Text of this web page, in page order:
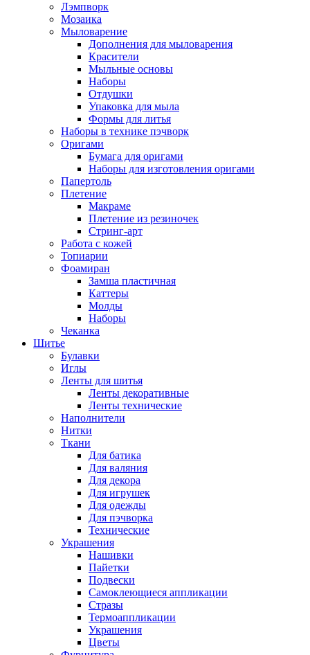
Лэмпворк
Мозаика
Мыловарение
Дополнения для мыловарения
Красители
Мыльные основы
Наборы
Отдушки
Упаковка для мыла
Формы для литья
Наборы в технике пэчворк
Оригами
Бумага для оригами
Наборы для изготовления оригами
Папертоль
Плетение
Макраме
Плетение из резиночек
Стринг-арт
Работа с кожей
Топиарии
Фоамиран
Замша пластичная
Каттеры
Молды
Наборы
Чеканка
Шитье
Булавки
Иглы
Ленты для шитья
Ленты декоративные
Ленты технические
Наполнители
Нитки
Ткани
Для батика
Для валяния
Для декора
Для игрушек
Для одежды
Для пэчворка
Технические
Украшения
Нашивки
Пайетки
Подвески
Самоклеющиеся аппликации
Стразы
Термоаппликации
Украшения
Цветы